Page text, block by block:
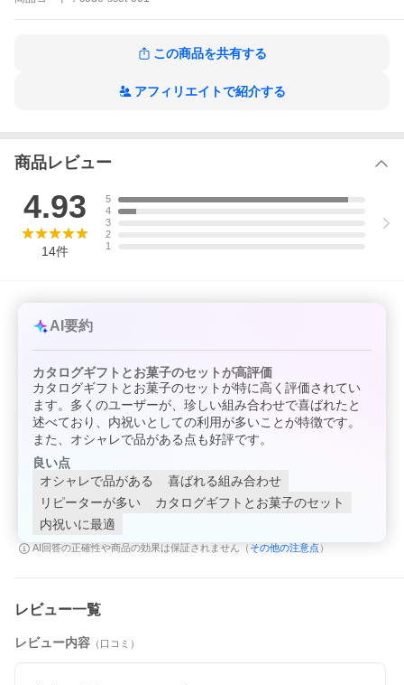
この商品を共有する
アフィリエイトで紹介する
商品レビュー
4.93
14件
5
4
3
2
1
AI要約
カタログギフトとお菓子のセットが高評価
カタログギフトとお菓子のセットが特に高く評価されてい
ます。多くのユーザーが、珍しい組み合わせで喜ばれたと
述べており、内祝いとしての利用が多いことが特徴です。
また、オシャレで品がある点も好評です。
良い点
オシャレで品がある
喜ばれる組み合わせ
リピーターが多い
カタログギフトとお菓子のセット
内祝いに最適
AI回答の正確性や商品の効果は保証されません（ その他の注意点 ）
レビュー一覧
レビュー内容 （口コミ）